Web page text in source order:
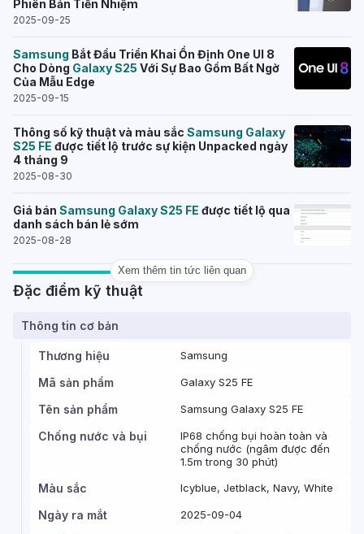
Phiên Bản Tiền Nhiệm
2025-09-25
Samsung Bắt Đầu Triển Khai Ổn Định One UI 8
Cho Dòng GalaxyS25 Với Sự Bao Gồm Bất Ngờ
Của Mẫu Edge
2025-09-15
Thông số kỹ thuật và màu sắc Samsung Galaxy
S25 FE được tiết lộ trước sự kiện Unpacked ngày
4 tháng 9
2025-08-30
Giá bán Samsung GalaxyS25 FE được tiết lộ qua
danh sách bán lẻ sớm
2025-08-28
Xem thêm tin tức liên quan
Đặc điểm kỹ thuật
Thông tin cơ bản
Thương hiệu Samsung
Mã sản phẩm Galaxy S25 FE
Tên sản phẩm Samsung Galaxy S25 FE
Chống nước và bụi
IP68 chống bụi hoàn toàn và
chống nước (ngâm được đến
1.5m trong 30 phút)
Màu sắc Icyblue, Jetblack, Navy, White
Ngày ra mắt 2025-09-04